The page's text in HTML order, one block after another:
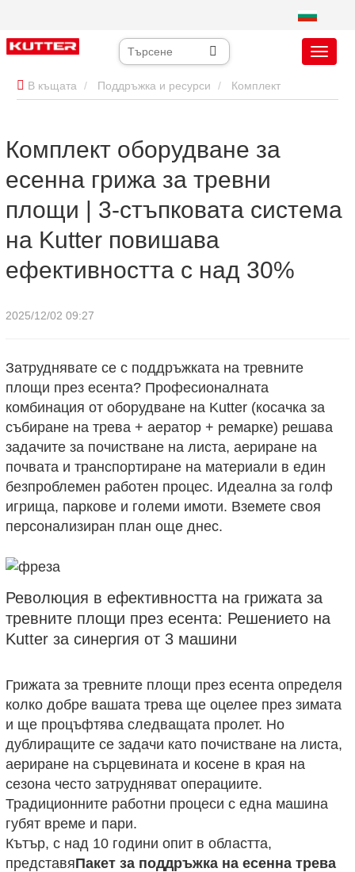
В къщата Поддръжка и ресурси
система на Kutter повишава ефективността с над 30%
Комплект оборудване за
есенна грижа за тревни
площи | 3-стъпковата система
на Kutter повишава
ефективността с над 30%
2025/12/02 09:27
Затруднявате се с поддръжката на тревните
площи през есента? Професионалната
комбинация от оборудване на Kutter (косачка за
събиране на трева + аератор + ремарке) решава
задачите за почистване на листа, аериране на
почвата и транспортиране на материали в един
безпроблемен работен процес. Идеална за голф
игрища, паркове и големи имоти. Вземете своя
персонализиран план още днес.
Революция в ефективността на грижата за
тревните площи през есента: Решението на
Kutter за синергия от 3 машини
Грижата за тревните площи през есента определя
колко добре вашата трева ще оцелее през зимата
и ще процъфтява следващата пролет. Но
дублиращите се задачи като почистване на листа,
аериране на сърцевината и косене в края на
сезона често затрудняват операциите.
Традиционните работни процеси с една машина
губят време и пари.
Кътър, с над 10 години опит в областта,
представяПакет за поддръжка на есенна трева